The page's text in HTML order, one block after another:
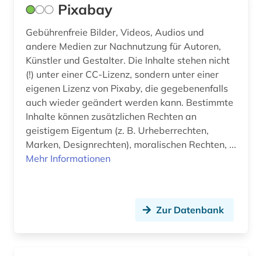
kino (3)
klassische musik (2)
klimaänderung (1)
kommunismus (1)
konferenzbeiträge (1)
Pixabay
Gebührenfreie Bilder, Videos, Audios und
andere Medien zur Nachnutzung für Autoren,
Künstler und Gestalter. Die Inhalte stehen nicht
(!) unter einer CC-Lizenz, sondern unter einer
eigenen Lizenz von Pixaby, die gegebenenfalls
auch wieder geändert werden kann. Bestimmte
Inhalte können zusätzlichen Rechten an
geistigem Eigentum (z. B. Urheberrechten,
Marken, Designrechten), moralischen Rechten, ...
Mehr Informationen
Zur Datenbank